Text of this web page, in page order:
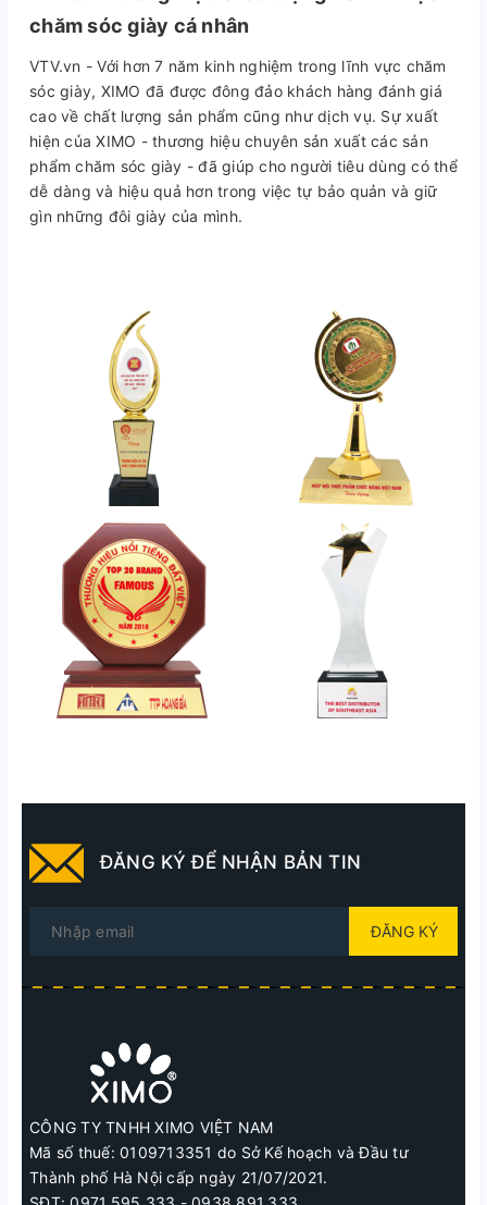
chăm sóc giày cá nhân
VTV.vn - Với hơn 7 năm kinh nghiệm trong lĩnh vực chăm
sóc giày, XIMO đã được đông đảo khách hàng đánh giá
cao về chất lượng sản phẩm cũng như dịch vụ. Sự xuất
hiện của XIMO - thương hiệu chuyên sản xuất các sản
phẩm chăm sóc giày - đã giúp cho người tiêu dùng có thể
dễ dàng và hiệu quả hơn trong việc tự bảo quản và giữ
gìn những đôi giày của mình.
ĐĂNG KÝ ĐỂ NHẬN BẢN TIN
ĐĂNG KÝ
CÔNG TY TNHH XIMO VIỆT NAM
Mã số thuế: 0109713351 do Sở Kế hoạch và Đầu tư
Thành phố Hà Nội cấp ngày 21/07/2021.